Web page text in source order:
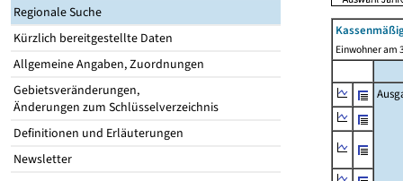
Regionale Suche
Kürzlich bereitgestellte Daten
Allgemeine Angaben, Zuordnungen
Gebietsveränderungen,
Änderungen zum Schlüsselverzeichnis
Definitionen und Erläuterungen
Newsletter
Einwohner am